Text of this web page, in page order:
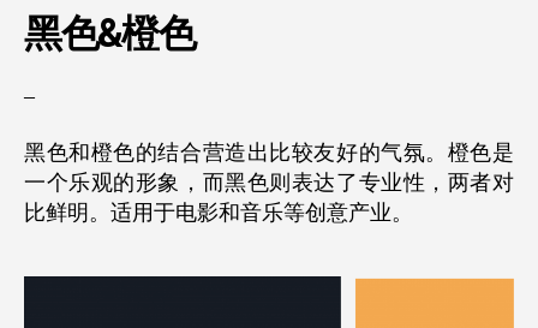
黑色&橙色
–
黑色和橙色的结合营造出比较友好的气氛。橙色是
一个乐观的形象，而黑色则表达了专业性，两者对
比鲜明。适用于电影和音乐等创意产业。